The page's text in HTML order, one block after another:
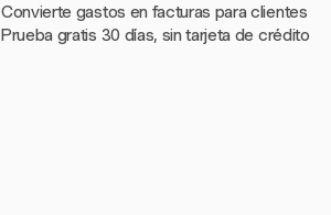
Convierte gastos en facturas para clientes
Prueba gratis 30 días, sin tarjeta de crédito